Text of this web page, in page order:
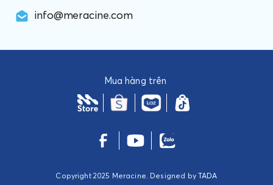
info@meracine.com
Copyright 2025 Meracine. Designed by TADA
Mua hàng trên